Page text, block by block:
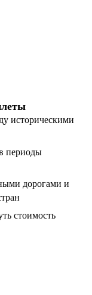
историческими
периоды
дорогами и
стоимость